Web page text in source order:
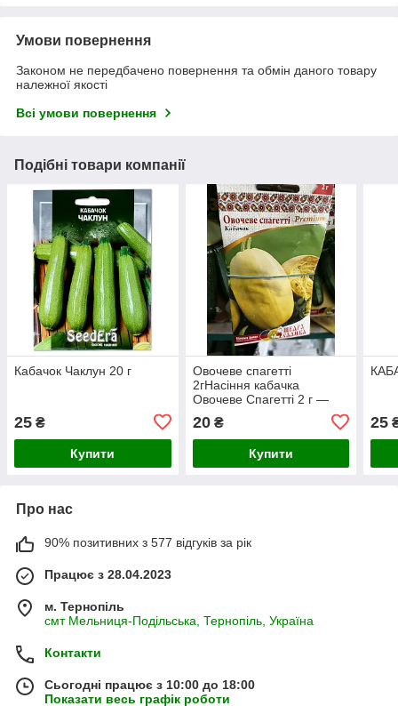
Умови повернення
Законом не передбачено повернення та обмін даного товару
належної якості
Всі умови повернення
Подібні товари компанії
Кабачок Чаклун 20 г
25 ₴
Купити
Овочеве спагетті
2гНасіння кабачка
Овочеве Спагетті 2 г —
20₴
Купити
25
Про нас
90% позитивних з 577 відгуків за рік
Працює з 28.04.2023
м. Тернопіль
смт Мельниця-Подільська, Тернопіль, Україна
Контакти
Сьогодні працює з 10:00 до 18:00
Показати весь графік роботи